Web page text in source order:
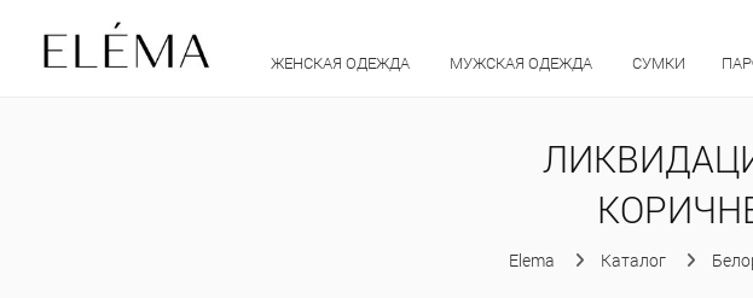
ЖЕНСКАЯ ОДЕЖДА МУЖСКАЯ ОДЕЖДА СУМКИ
Elema Каталог